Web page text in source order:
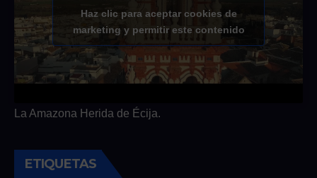
Haz clic para aceptar cookies de
marketing y permitir este contenido
La Amazona Herida de Écija.
ETIQUETAS